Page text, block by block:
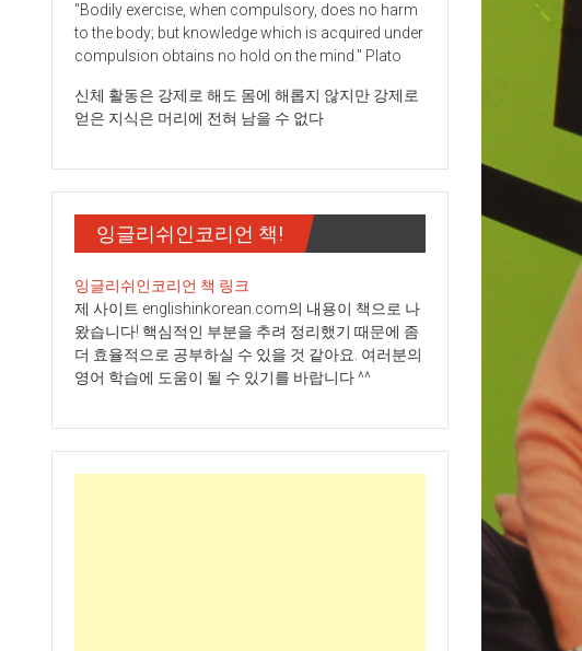
"Bodily exercise, when compulsory, does no harm
to the body; but knowledge which is acquired under
compulsion obtains no hold on the mind." Plato
신체 활동은 강제로 해도 몸에 해롭지 않지만 강제로
얻은 지식은 머리에 전혀 남을 수 없다
잉글리쉬인코리언 책!
잉글리쉬인코리언 책 링크
제 사이트 englishinkorean.com의 내용이 책으로 나
왔습니다! 핵심적인 부분을 추려 정리했기 때문에 좀
더 효율적으로 공부하실 수 있을 것 같아요. 여러분의
영어 학습에 도움이 될 수 있기를 바랍니다 ^^